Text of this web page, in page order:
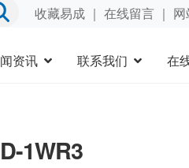
收藏易成｜ 在线留言｜ 网
资讯 联系我们 在
1WR3